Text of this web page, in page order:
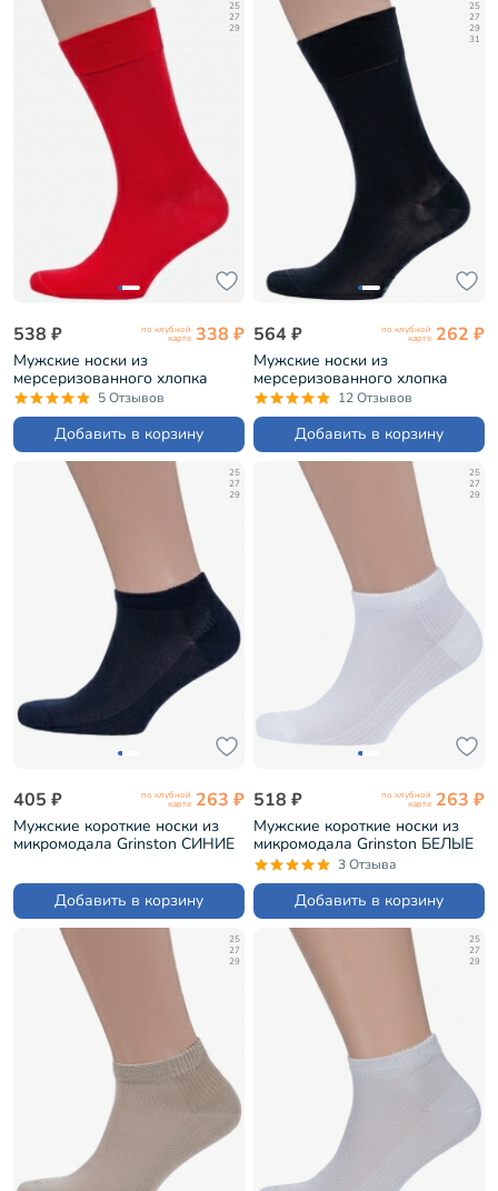
25
27
29
538 ₽ по клубной
карте 338 ₽
Мужские носки из
мерсеризованного хлопка
Sergio Di Calze КРАСНЫЕ
(17SC6)
5 Отзывов
Добавить в корзину
25
27
29
31
564 ₽ по клубной
карте 262 ₽
Мужские носки из
мерсеризованного хлопка
Grinston ЧЕРНЫЕ (15D3)
12 Отзывов
Добавить в корзину
25
27
29
405 ₽ по клубной
карте 263 ₽
Мужские короткие носки из
микромодала Grinston СИНИЕ
Добавить в корзину
25
27
29
518 ₽ по клубной
карте 263 ₽
Мужские короткие носки из
микромодала Grinston БЕЛЫЕ
(15D10)
3 Отзыва
Добавить в корзину
25
27
29
25
27
29